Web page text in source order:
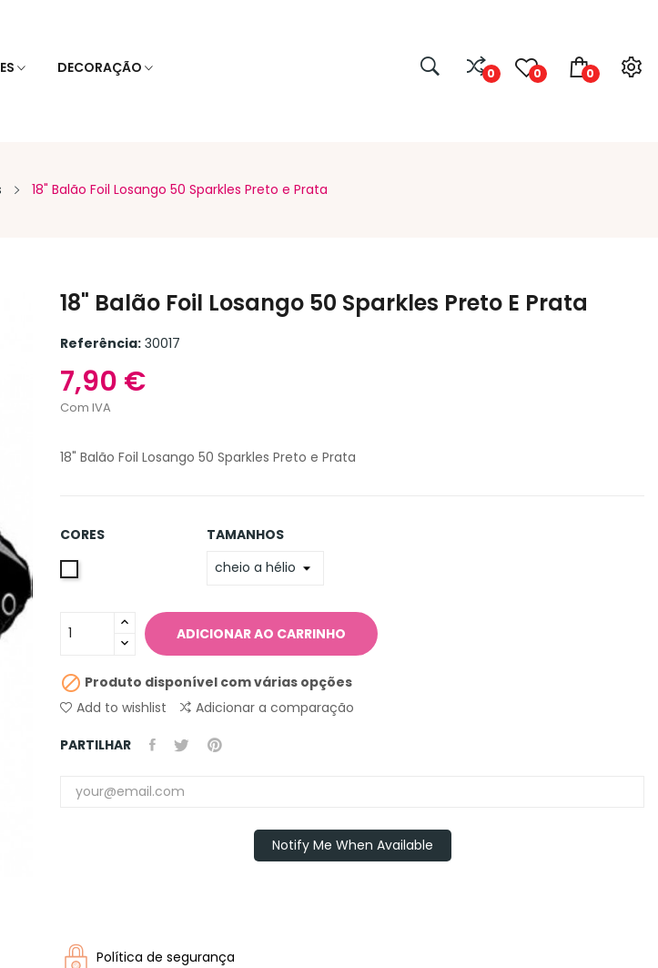
DECORAÇÃO 0
0
0
18" Balão Foil Losango 50 Sparkles Preto e Prata
18" Balão Foil Losango 50 Sparkles Preto E Prata
Referência: 30017
7,90 €
Com IVA
18" Balão Foil Losango 50 Sparkles Preto e Prata
CORES TAMANHOS
ADICIONAR AO CARRINHO
 Produto disponível com várias opções
Add to wishlist
Adicionar a comparação
PARTILHAR
Notify Me When Available
Política de segurança